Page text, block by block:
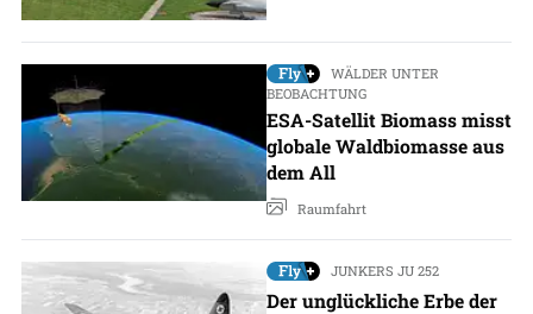
WÄLDER UNTER
BEOBACHTUNG
ESA-Satellit Biomass misst
globale Waldbiomasse aus
dem All
Raumfahrt
JUNKERS JU 252
Der unglückliche Erbe der